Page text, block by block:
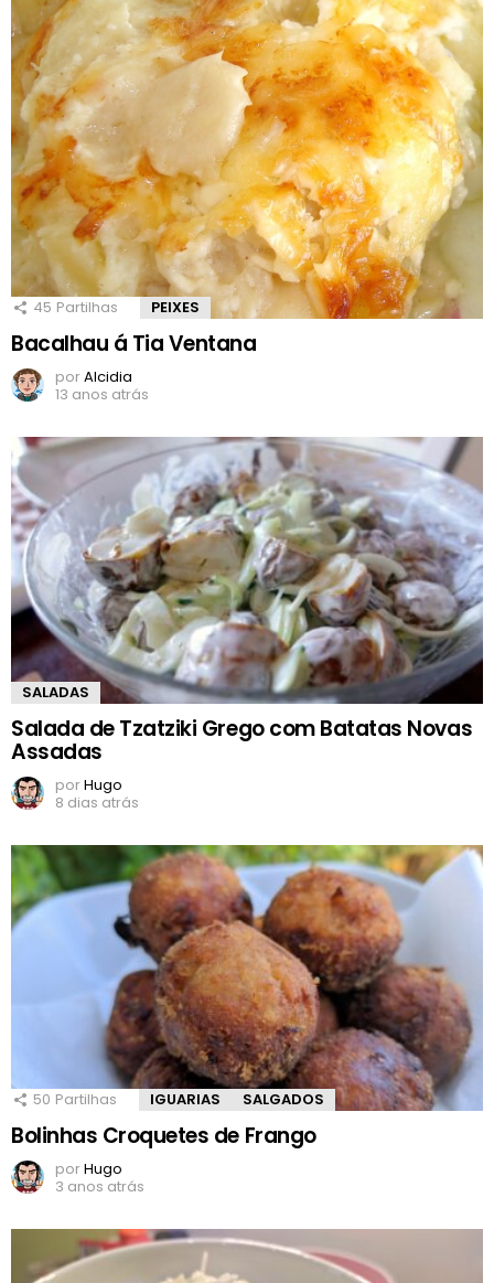
45 Partilhas PEIXES
Bacalhau á Tia Ventana
porAlcidia
13 anos atrás
SALADAS
Salada de Tzatziki Grego com Batatas Novas
Assadas
porHugo
8 dias atrás
50 Partilhas IGUARIAS SALGADOS
Bolinhas Croquetes de Frango
porHugo
3 anos atrás